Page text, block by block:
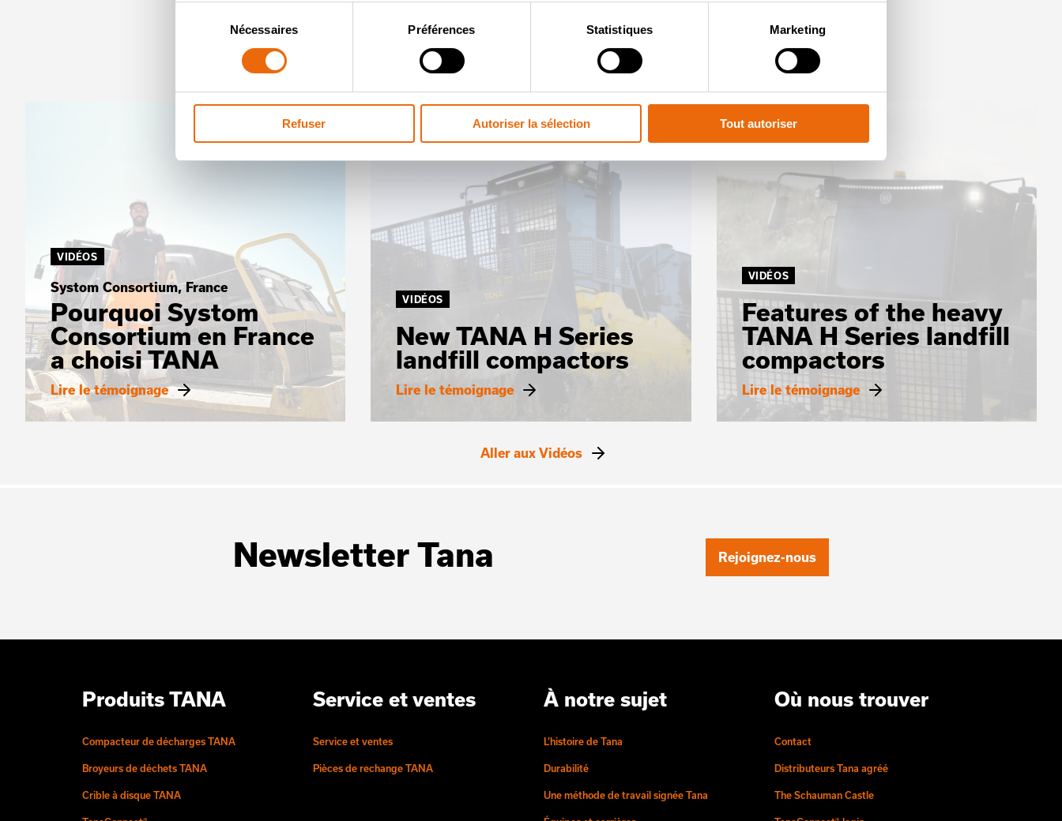
consentement
Nécessaires Préférences Statistiques Marketing
Refuser Autoriser la sélection Tout autoriser
VIDÉOS
Systom Consortium, France
Pourquoi Systom
Consortium en France
a choisi TANA
Lire le témoignage
VIDÉOS
New TANA H Series
landfill compactors
Lire le témoignage
VIDÉOS
Features of the heavy
TANA H Series landfill
compactors
Lire le témoignage
Aller aux Vidéos
Newsletter Tana Rejoignez-nous
Produits TANA
Compacteur de décharges TANA
Broyeurs de déchets TANA
Crible à disque TANA
Service et ventes
Service et ventes
Pièces de rechange TANA
À notre sujet
L’histoire de Tana
Durabilité
Une méthode de travail signée Tana
Où nous trouver
Contact
Distributeurs Tana agréé
The Schauman Castle